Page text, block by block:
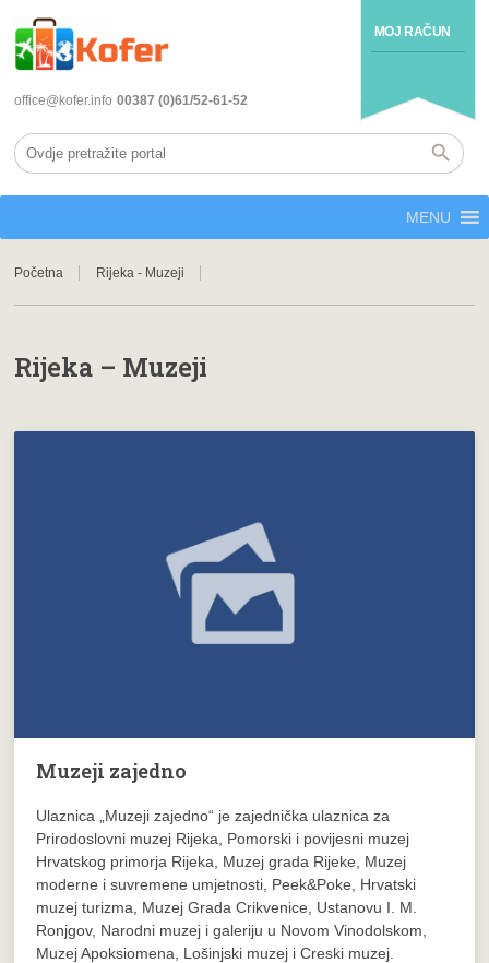
MOJ RAČUN
office@kofer.info 00387 (0)61/52-61-52
MENU
Početna Rijeka - Muzeji
Rijeka – Muzeji
Muzeji zajedno
Ulaznica „Muzeji zajedno“ je zajednička ulaznica za
Prirodoslovni muzej Rijeka, Pomorski i povijesni muzej
Hrvatskog primorja Rijeka, Muzej grada Rijeke, Muzej
moderne i suvremene umjetnosti, Peek&Poke, Hrvatski
muzej turizma, Muzej Grada Crikvenice, Ustanovu I. M.
Ronjgov, Narodni muzej i galeriju u Novom Vinodolskom,
Muzej Apoksiomena, Lošinjski muzej i Creski muzej.